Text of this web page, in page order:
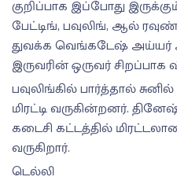
குறிப்பாக இப்போது
பேட்டிங், பவுலிங், ஆல்
துவக்க வெங்கடேஷ் அய்யர்
இருவரின் ஒருவர் சிறப்பாக
பவுலிங்கில் பார்த்தால்
மிரட்டி வருகின்றனர்.
கடைசி கட்டத்தில்
வருகிறார்.
டெல்லி